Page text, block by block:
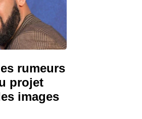
rumeurs
projet
images